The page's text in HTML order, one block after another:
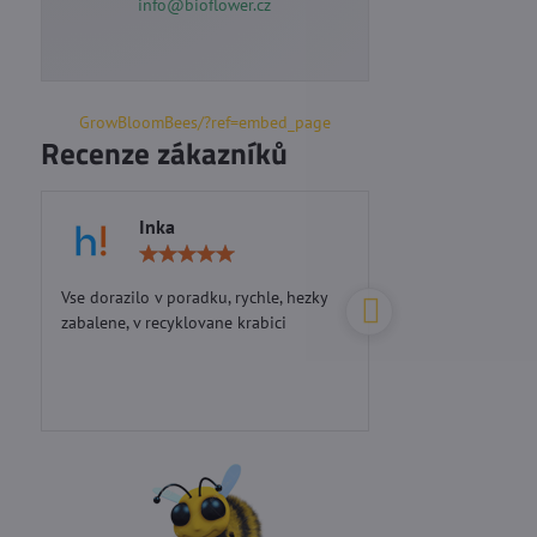
info@bioflower.cz
GrowBloomBees/?ref=embed_page
Recenze zákazníků
Inka
5
Vse dorazilo v poradku, rychle, hezky
zabalene, v recyklovane krabici